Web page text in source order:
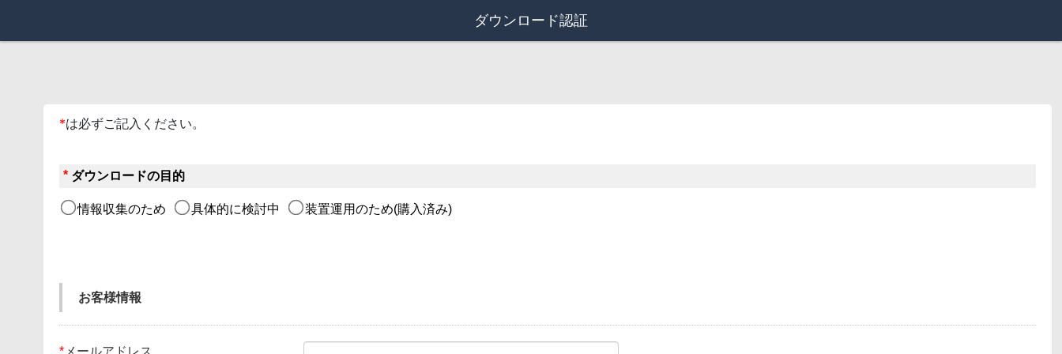
ダウンロード認証
*は必ずご記入ください。
* ダウンロードの目的
情報収集のため 具体的に検討中 装置運用のため(購入済み)
お客様情報
* メールアドレス